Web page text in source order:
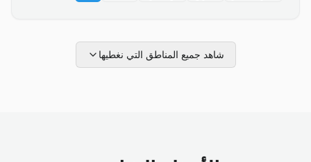
شاهد جميع المناطق التي نغطيها